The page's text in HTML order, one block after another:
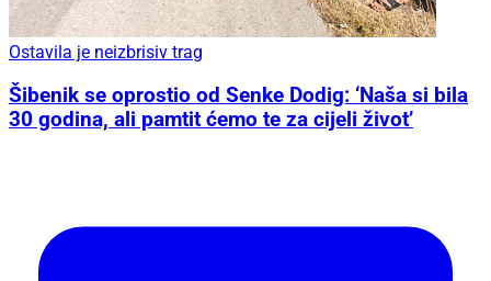
Ostavila je neizbrisiv trag
Šibenik se oprostio od Senke Dodig: ‘Naša si bila
30 godina, ali pamtit ćemo te za cijeli život’